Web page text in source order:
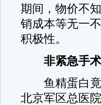
期间，物价不
销成本等无一
积极性。
非紧急手术
鱼精蛋白竟
北京军区总医